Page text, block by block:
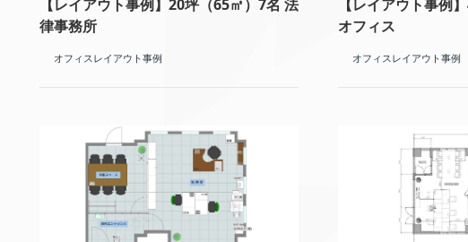
【レイアウト事例】20坪（65㎡）7名 法
律事務所
オフィスレイアウト事例
【レイアウト事例
オフィス
オフィスレイアウト事例